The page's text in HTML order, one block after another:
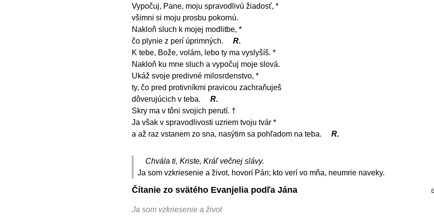
Vypočuj, Pane, moju spravodlivú žiadosť, *
všimni si moju prosbu pokornú.
Nakloň sluch k mojej modlitbe, *
čo plynie z perí úprimných.
R.
K tebe, Bože, volám, lebo ty ma vyslyšíš. *
Nakloň ku mne sluch a vypočuj moje slová.
Ukáž svoje predivné milosrdenstvo, *
ty, čo pred protivníkmi pravicou zachraňuješ
dôverujúcich v teba.
R.
Skry ma v tôni svojich perutí. †
Ja však v spravodlivosti uzriem tvoju tvár *
a až raz vstanem zo sna, nasýtim sa pohľadom na teba.
R.
Chvála ti, Kriste, Kráľ večnej slávy.
Ja som vzkriesenie a život, hovorí Pán; kto verí vo mňa, neumrie naveky.
Čítanie zo svätého Evanjelia podľa Jána
Ja som vzkriesenie a život